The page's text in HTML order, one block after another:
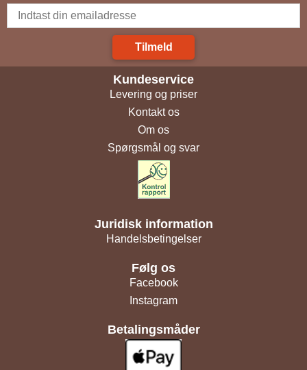
Tilmeld
Kundeservice
Levering og priser
Kontakt os
Om os
Spørgsmål og svar
Juridisk information
Handelsbetingelser
Følg os
Facebook
Instagram
Betalingsmåder